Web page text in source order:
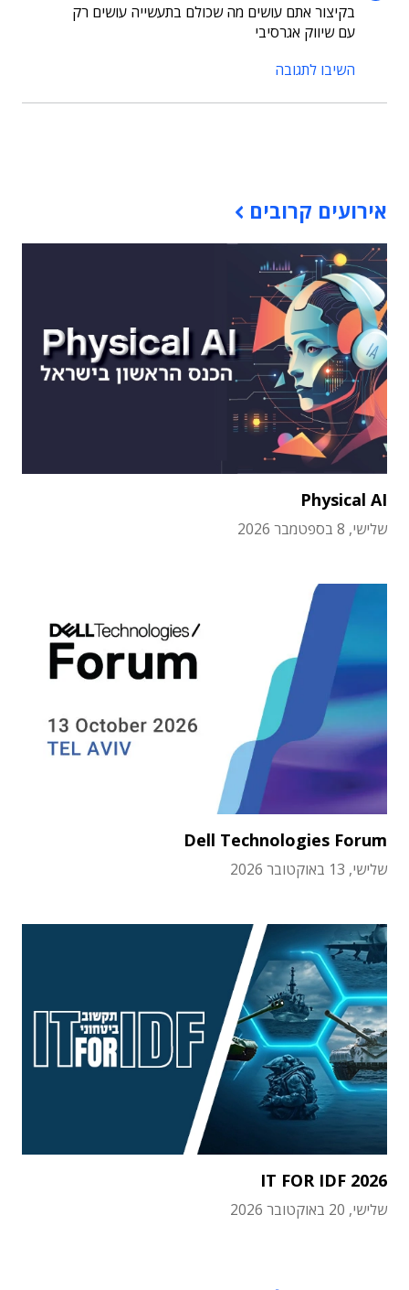
בקיצור אתם עושים מה שכולם בתעשייה עושים רק
עם שיווק אגרסיבי
השיבו לתגובה
אירועים קרובים
Physical AI
שלישי, 8 בספטמבר 2026
Dell Technologies Forum
שלישי, 13 באוקטובר 2026
IT FOR IDF 2026
שלישי, 20 באוקטובר 2026